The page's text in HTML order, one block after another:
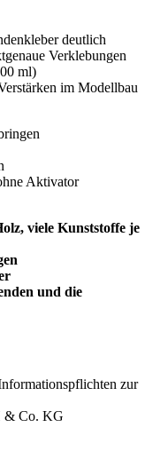
deutlich
Verklebungen
ml)
im Modellbau
Aktivator
viele Kunststoffe je
und die
zur
& Co. KG